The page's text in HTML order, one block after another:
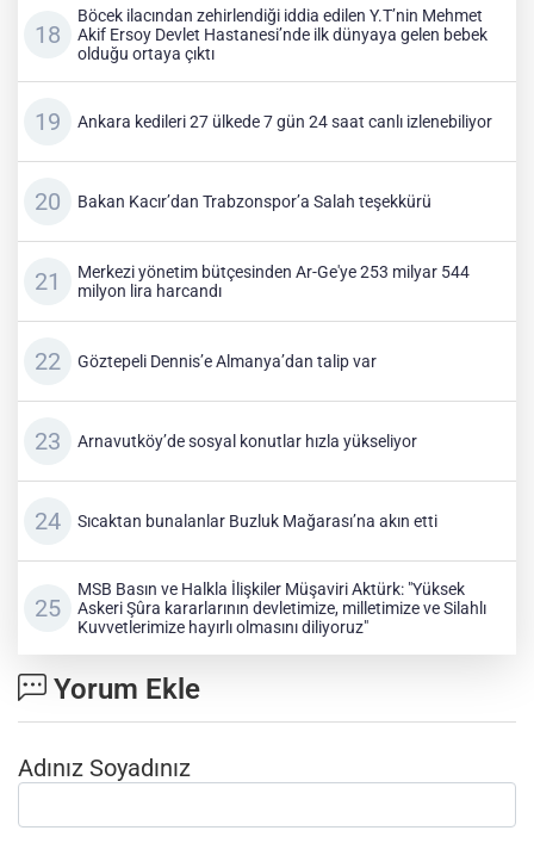
Böcek ilacından zehirlendiği iddia edilen Y.T’nin Mehmet
Akif Ersoy Devlet Hastanesi’nde ilk dünyaya gelen bebek
olduğu ortaya çıktı
Ankara kedileri 27 ülkede 7 gün 24 saat canlı izlenebiliyor
Bakan Kacır’dan Trabzonspor’a Salah teşekkürü
Merkezi yönetim bütçesinden Ar-Ge'ye 253 milyar 544
milyon lira harcandı
Göztepeli Dennis’e Almanya’dan talip var
Arnavutköy’de sosyal konutlar hızla yükseliyor
Sıcaktan bunalanlar Buzluk Mağarası’na akın etti
MSB Basın ve Halkla İlişkiler Müşaviri Aktürk: "Yüksek
Askeri Şûra kararlarının devletimize, milletimize ve Silahlı
Kuvvetlerimize hayırlı olmasını diliyoruz"
Yorum Ekle
Adınız Soyadınız